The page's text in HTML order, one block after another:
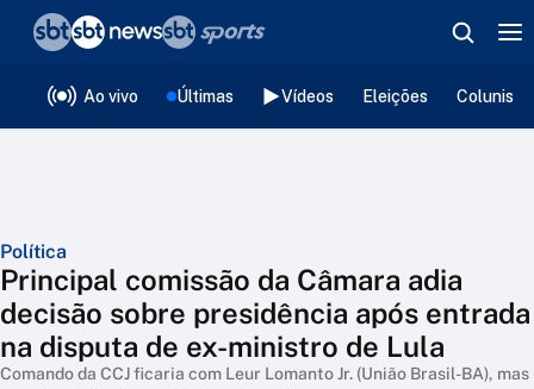
Ao vivo Últimas Vídeos Eleições
Política
Principal comissão da Câmara adia
decisão sobre presidência após entrada
na disputa de ex-ministro de Lula
Comando da CCJ ficaria com Leur Lomanto Jr. (União Brasil-BA), mas
❮voltar
Editorias